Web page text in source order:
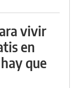
vivir
en
que